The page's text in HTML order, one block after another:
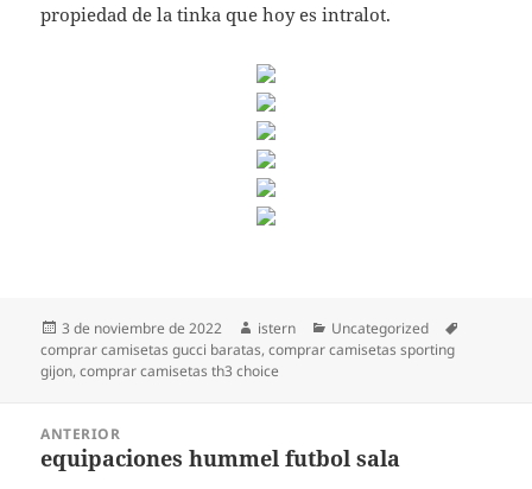
propiedad de la tinka que hoy es intralot.
Publicado
el
3 de noviembre de 2022 Autor
istern Categorías
Uncategorized
comprar camisetas gucci baratas,comprar camisetas sporting
gijon,comprar camisetas th3 choice
entradas
ANTERIOR
Entrada
equipaciones hummel futbol sala